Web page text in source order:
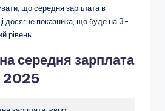
що середня зарплата в
досягне показника, що буде на 3-
рівень.
середня зарплата
2025